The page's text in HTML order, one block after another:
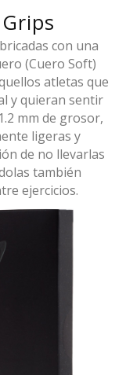
con una
(Cuero Soft)
atletas que
y quieran sentir
mm de grosor,
ligeras y
de no llevarlas
también
ejercicios.